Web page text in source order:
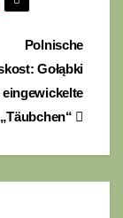
Polnische
Gołąbki
eingewickelte
„Täubchen“